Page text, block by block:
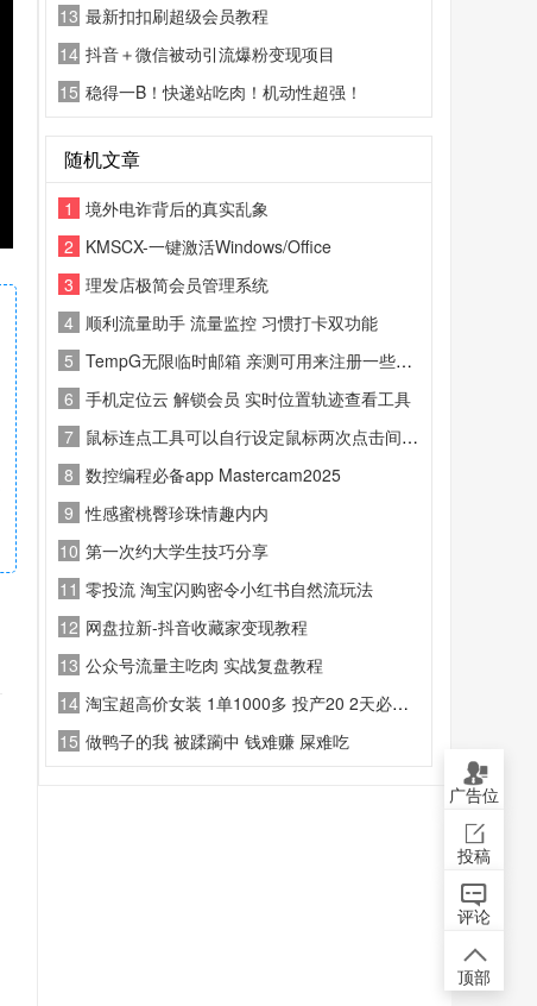
13 最新扣扣刷超级会员教程
14 抖音＋微信被动引流爆粉变现项目
15 稳得一B！快递站吃肉！机动性超强！
随机文章
1
境外电诈背后的真实乱象
2 KMSCX-一键激活Windows/Office
3 理发店极简会员管理系统
4 顺利流量助手 流量监控 习惯打卡双功能
5 TempG无限临时邮箱 亲测可用来注册一些敏感网站以及无限注册刷邀请好友奖励
6 手机定位云 解锁会员 实时位置轨迹查看工具
7 鼠标连点工具可以自行设定鼠标两次点击间隔时间，自己手动输入、还可以设置点击次数
8 数控编程必备app Mastercam2025
9 性感蜜桃臀珍珠情趣内内
10 第一次约大学生技巧分享
11 零投流 淘宝闪购密令小红书自然流玩法
12 网盘拉新-抖音收藏家变现教程
13 公众号流量主吃肉 实战复盘教程
14 淘宝超高价女装 1单1000多 投产20 2天必出单 实操演示教程
15 做鸭子的我 被蹂躏中 钱难赚 屎难吃
广告位
投稿
评论
顶部